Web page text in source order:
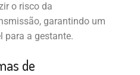
o risco da
garantindo um
para a gestante.
de